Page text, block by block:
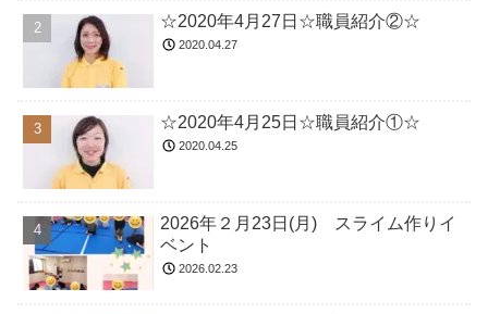
☆2020年4月27日☆職員紹介②☆
2020.04.27
☆2020年4月25日☆職員紹介①☆
2020.04.25
2026年２月23日(月) スライム作りイ
ベント
2026.02.23